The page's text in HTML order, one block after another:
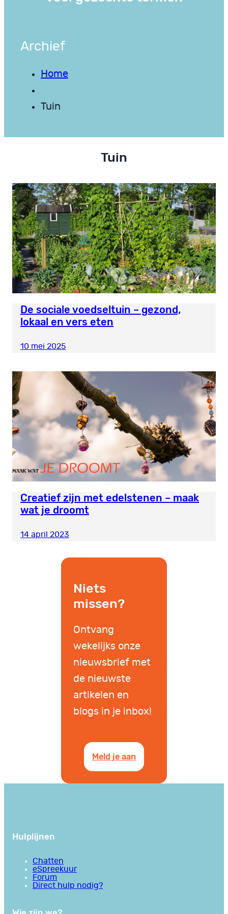
Archief
Home
Tuin
Tuin
De sociale voedseltuin – gezond,
lokaal en vers eten
10 mei 2025
Creatief zijn met edelstenen – maak
wat je droomt
14 april 2023
Niets
missen?
Ontvang
wekelijks onze
nieuwsbrief met
de nieuwste
artikelen en
blogs in je inbox!
Meld je aan
Hulplijnen
Chatten
eSpreekuur
Forum
Direct hulp nodig?